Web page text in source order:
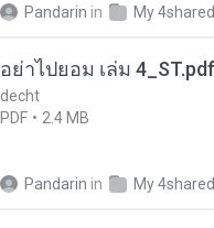
Pandarin in My 4shared
อย่าไปยอม เล่ม 4_ST.pdf
decht
PDF
2.4 MB
Pandarin in My 4shared